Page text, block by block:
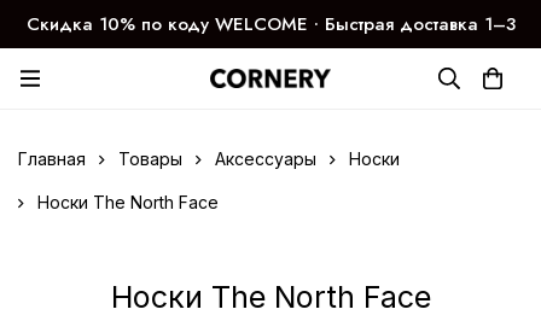
Скидка 10% по коду WELCOME ∙ Быстрая доставка 1–3
дня
Главная Товары Аксессуары Носки
Носки The North Face
Носки The North Face